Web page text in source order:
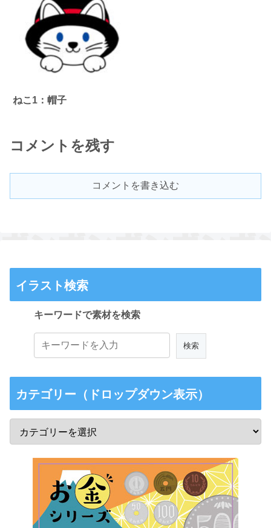
ねこ1：帽子
コメントを残す
コメントを書き込む
イラスト検索
キーワードで素材を検索
カテゴリー（ドロップダウン表示）